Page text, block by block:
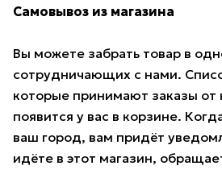
Самовывоз из магазина
Вы можете забрать товар в
сотрудничающих с нами.
которые принимают заказы
появится у вас в корзине.
ваш город, вам придёт
идёте в этот магазин,